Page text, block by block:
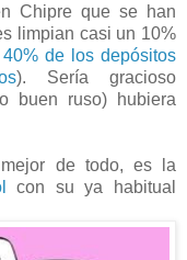
Chipre que se han
limpian casi un 10%
de los depósitos
). Sería gracioso
buen ruso) hubiera
de todo, es la
con su ya habitual